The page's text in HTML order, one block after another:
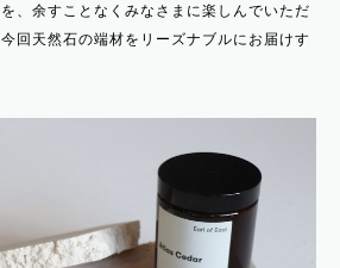
、余すことなくみなさまに楽しんでいただ
回天然石の端材をリーズナブルにお届けす